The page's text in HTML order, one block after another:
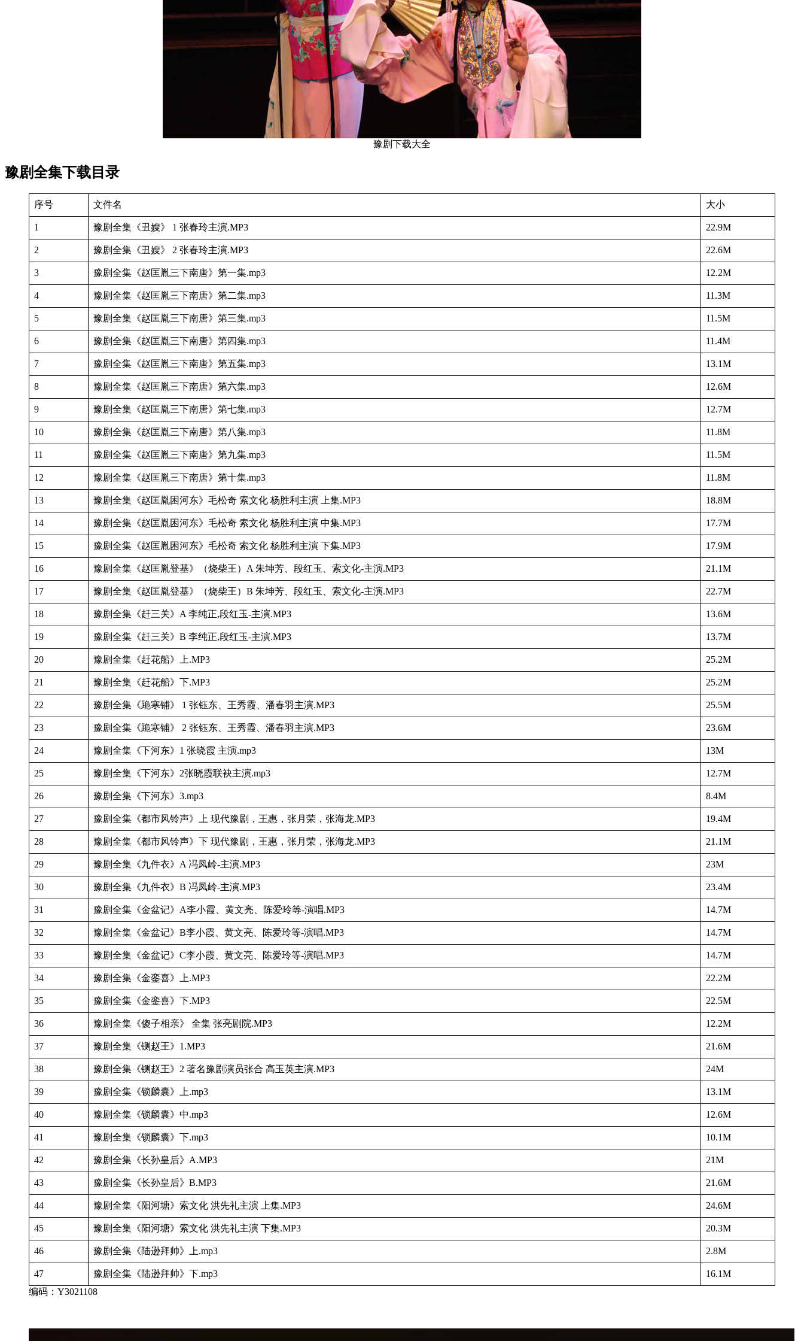
豫剧下载大全
豫剧全集下载目录
序号 文件名 大小
1 豫剧全集《丑嫂》 1 张春玲主演.MP3 22.9M
2 豫剧全集《丑嫂》 2 张春玲主演.MP3 22.6M
3 豫剧全集《赵匡胤三下南唐》第一集.mp3 12.2M
4 豫剧全集《赵匡胤三下南唐》第二集.mp3 11.3M
5 豫剧全集《赵匡胤三下南唐》第三集.mp3 11.5M
6 豫剧全集《赵匡胤三下南唐》第四集.mp3 11.4M
7 豫剧全集《赵匡胤三下南唐》第五集.mp3 13.1M
8 豫剧全集《赵匡胤三下南唐》第六集.mp3 12.6M
9 豫剧全集《赵匡胤三下南唐》第七集.mp3 12.7M
10 豫剧全集《赵匡胤三下南唐》第八集.mp3 11.8M
11 豫剧全集《赵匡胤三下南唐》第九集.mp3 11.5M
12 豫剧全集《赵匡胤三下南唐》第十集.mp3 11.8M
13 豫剧全集《赵匡胤困河东》毛松奇 索文化 杨胜利主演 上集.MP3 18.8M
14 豫剧全集《赵匡胤困河东》毛松奇 索文化 杨胜利主演 中集.MP3 17.7M
15 豫剧全集《赵匡胤困河东》毛松奇 索文化 杨胜利主演 下集.MP3 17.9M
16 豫剧全集《赵匡胤登基》（烧柴王）A 朱坤芳、段红玉、索文化-主演.MP3 21.1M
17 豫剧全集《赵匡胤登基》（烧柴王）B 朱坤芳、段红玉、索文化-主演.MP3 22.7M
18 豫剧全集《赶三关》A 李纯正,段红玉-主演.MP3 13.6M
19 豫剧全集《赶三关》B 李纯正,段红玉-主演.MP3 13.7M
20 豫剧全集《赶花船》上.MP3 25.2M
21 豫剧全集《赶花船》下.MP3 25.2M
22 豫剧全集《跪寒铺》 1 张钰东、王秀霞、潘春羽主演.MP3 25.5M
23 豫剧全集《跪寒铺》 2 张钰东、王秀霞、潘春羽主演.MP3 23.6M
24 豫剧全集《下河东》1 张晓霞 主演.mp3 13M
25 豫剧全集《下河东》2张晓霞联袂主演.mp3 12.7M
26 豫剧全集《下河东》3.mp3 8.4M
27 豫剧全集《都市风铃声》上 现代豫剧，王惠，张月荣，张海龙.MP3 19.4M
28 豫剧全集《都市风铃声》下 现代豫剧，王惠，张月荣，张海龙.MP3 21.1M
29 豫剧全集《九件衣》A 冯凤岭-主演.MP3 23M
30 豫剧全集《九件衣》B 冯凤岭-主演.MP3 23.4M
31 豫剧全集《金盆记》A李小霞、黄文亮、陈爱玲等-演唱.MP3 14.7M
32 豫剧全集《金盆记》B李小霞、黄文亮、陈爱玲等-演唱.MP3 14.7M
33 豫剧全集《金盆记》C李小霞、黄文亮、陈爱玲等-演唱.MP3 14.7M
34 豫剧全集《金銮喜》上.MP3 22.2M
35 豫剧全集《金銮喜》下.MP3 22.5M
36 豫剧全集《傻子相亲》 全集 张亮剧院.MP3 12.2M
37 豫剧全集《铡赵王》1.MP3 21.6M
38 豫剧全集《铡赵王》2 著名豫剧演员张合 高玉英主演.MP3 24M
39 豫剧全集《锁麟囊》上.mp3 13.1M
40 豫剧全集《锁麟囊》中.mp3 12.6M
41 豫剧全集《锁麟囊》下.mp3 10.1M
42 豫剧全集《长孙皇后》A.MP3 21M
43 豫剧全集《长孙皇后》B.MP3 21.6M
44 豫剧全集《阳河塘》索文化 洪先礼主演 上集.MP3 24.6M
45 豫剧全集《阳河塘》索文化 洪先礼主演 下集.MP3 20.3M
46 豫剧全集《陆逊拜帅》上.mp3 2.8M
47 豫剧全集《陆逊拜帅》下.mp3
16.1M
编码：Y3021108